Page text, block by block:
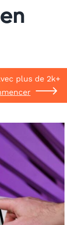
plus de 2k+